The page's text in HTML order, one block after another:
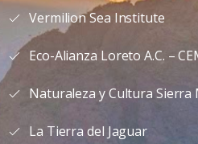
Vermilion Sea Institute
Eco-Alianza Loreto A.C. –
Naturaleza y Cultura Sierra
La Tierra del Jaguar